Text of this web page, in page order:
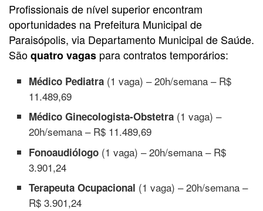
Profissionais de nível superior encontram
oportunidades na Prefeitura Municipal de
Paraisópolis, via Departamento Municipal de Saúde.
Sãoquatrovagas para contratos temporários:
Médico Pediatra (1 vaga) – 20h/semana – R$
11.489,69
Médico Ginecologista-Obstetra (1 vaga) –
20h/semana – R$ 11.489,69
Fonoaudiólogo (1 vaga) – 20h/semana – R$
3.901,24
Terapeuta Ocupacional (1 vaga) – 20h/semana –
R$ 3.901,24